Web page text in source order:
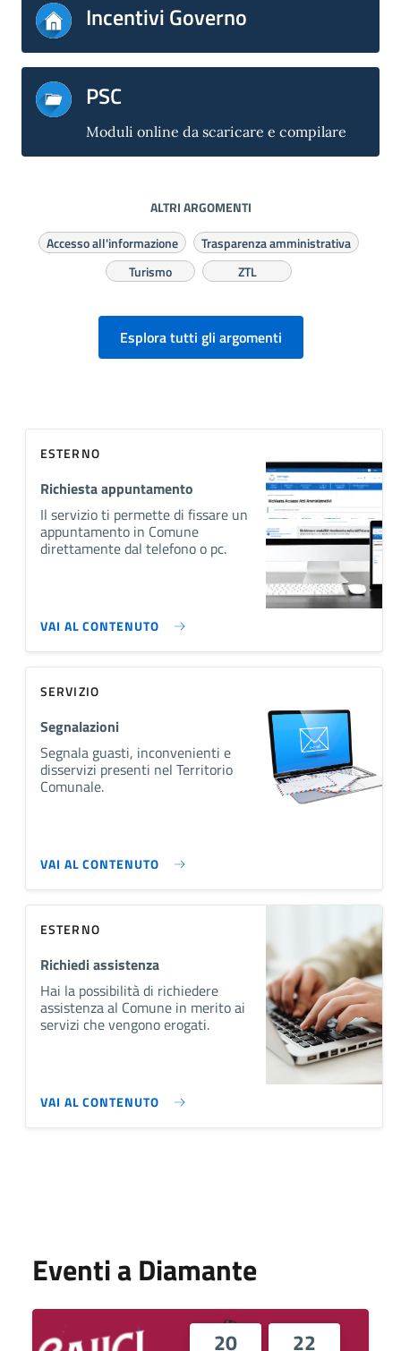
Incentivi Governo
PSC
Moduli online da scaricare e compilare
ALTRI ARGOMENTI
Accesso all'informazione
Trasparenza amministrativa
Turismo
ZTL
Esplora tutti gli argomenti
ESTERNO
Richiesta appuntamento
Il servizio ti permette di fissare un
appuntamento in Comune
direttamente dal telefono o pc.
VAI AL CONTENUTO
SERVIZIO
Segnalazioni
Segnala guasti, inconvenienti e
disservizi presenti nel Territorio
Comunale.
VAI AL CONTENUTO
ESTERNO
Richiedi assistenza
Hai la possibilità di richiedere
assistenza al Comune in merito ai
servizi che vengono erogati.
VAI AL CONTENUTO
Eventi a Diamante
20 22